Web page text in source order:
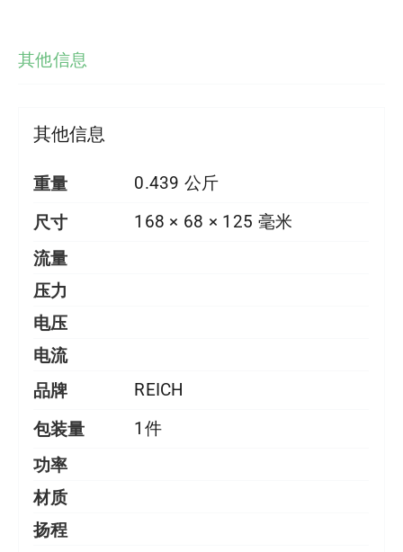
其他信息
其他信息
重量 0.439 公斤
尺寸 168 × 68 × 125 毫米
流量
压力
电压
电流
品牌
REICH
包装量 1件
功率
材质
扬程